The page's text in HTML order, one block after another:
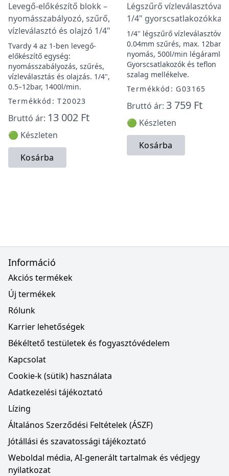
Levegő-előkészítő blokk –
nyomásszabályozó, szűrő,
vízleválasztó és olajzó 1/4"
Tvardy 4 az 1-ben levegő-
előkészítő egység:
nyomásszabályozás, szűrés,
vízleválasztás és olajzás. 1/4",
0.5–12bar, 1400l/min.
Termékkód: T20023
Bruttó ár: 13 002 Ft
🟢 Készleten
Kosárba
Légszűrő vízleválasztóval
1/4" gyorscsatlakozókkal
1/4" légszűrő vízleválasztóval,
0.04mm szűrés, max. 12bar
nyomás, 500l/min
Gyorscsatlakozók és teflon
szalag mellékelve.
Termékkód: G03165
Bruttó ár: 3 759 Ft
🟢 Készleten
Kosárba
Információ
Akciós termékek
Új termékek
Rólunk
Karrier lehetőségek
Békéltető testületek és fogyasztóvédelem
Kapcsolat
Cookie-k (sütik) használata
Adatkezelési tájékoztató
Lízing
Általános Szerződési Feltételek (ÁSZF)
Jótállási és szavatossági tájékoztató
Weboldal média, AI-generált tartalmak és védjegy
nyilatkozat